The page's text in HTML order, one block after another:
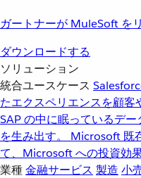
ガートナーが MuleSoft を
ダウンロードする
ソリューション
統合ユースケース
たエクスペリエンスを顧客
SAP の中に眠っているデ
を生み出す。
Microsoft 既
て、Microsoft への投資効
業種金融サービス 製造 小